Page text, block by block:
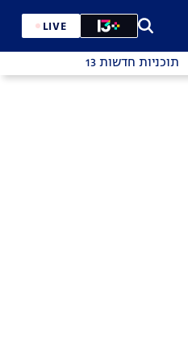
LIVE
תוכניות חדשות 13